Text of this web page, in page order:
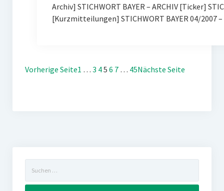
Archiv] STICHWORT BAYER – ARCHIV [Ticker]
[Kurzmitteilungen] STICHWORT BAYER 04/2007
Vorherige Seite1 … 3 45 6 7 … 45Nächste Seite
nach: